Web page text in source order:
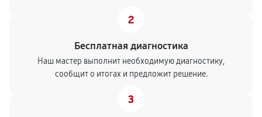
2
Бесплатная диагностика
Наш мастер выполнит необходимую диагностику,
сообщит о итогах и предложит решение.
3